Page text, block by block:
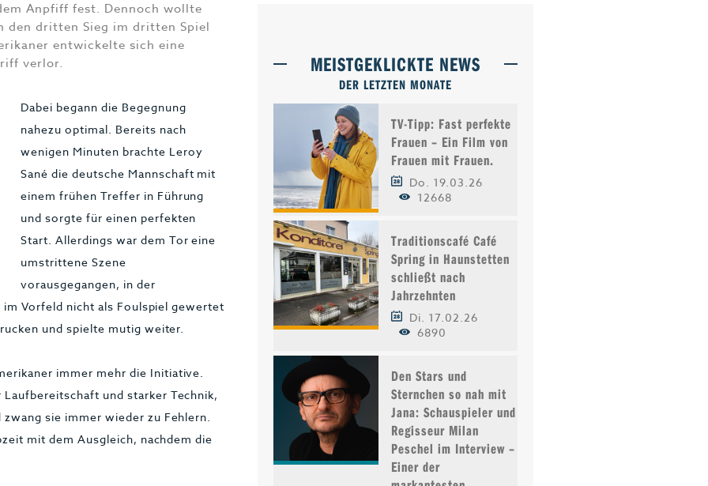
Anpfiff fest. Dennoch wollte
den dritten Sieg im dritten Spiel
entwickelte sich eine
verlor.
Dabei begann die Begegnung
nahezu optimal. Bereits nach
wenigen Minuten brachte Leroy
Sané die deutsche Mannschaft mit
einem frühen Treffer in Führung
und sorgte für einen perfekten
Start. Allerdings war dem Tor eine
umstrittene Szene
vorausgegangen, in der
Vorfeld nicht als Foulspiel gewertet
und spielte mutig weiter.
immer mehr die Initiative.
und starker Technik,
sie immer wieder zu Fehlern.
mit dem Ausgleich, nachdem die
MEISTGEKLICKTE NEWS
DER LETZTEN MONATE
TV-Tipp: Fast perfekte
Frauen – Ein Film von
Frauen mit Frauen.
Do. 19.03.26
12668
Traditionscafé Café
Spring in Haunstetten
schließt nach
Jahrzehnten
Di. 17.02.26
6890
Den Stars und
Sternchen so nah mit
Jana: Schauspieler und
Regisseur Milan
Peschel im Interview –
Einer der